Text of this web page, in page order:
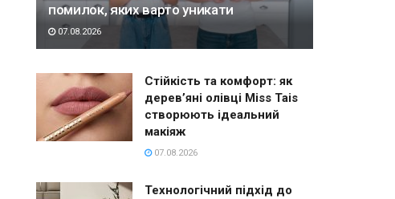
помилок, яких варто уникати
07.08.2026
Стійкість та комфорт: як
дерев’яні олівці Miss Tais
створюють ідеальний
макіяж
07.08.2026
Технологічний підхід до